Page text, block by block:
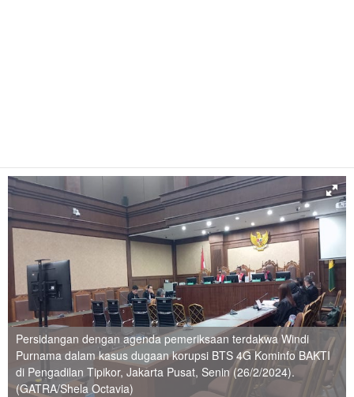
Persidangan dengan agenda pemeriksaan terdakwa Windi
Purnama dalam kasus dugaan korupsi BTS 4G Kominfo BAKTI
di Pengadilan Tipikor, Jakarta Pusat, Senin (26/2/2024).
(GATRA/Shela Octavia)